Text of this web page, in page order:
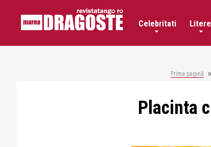
Celebritati Litere
Prima pagină
Placinta